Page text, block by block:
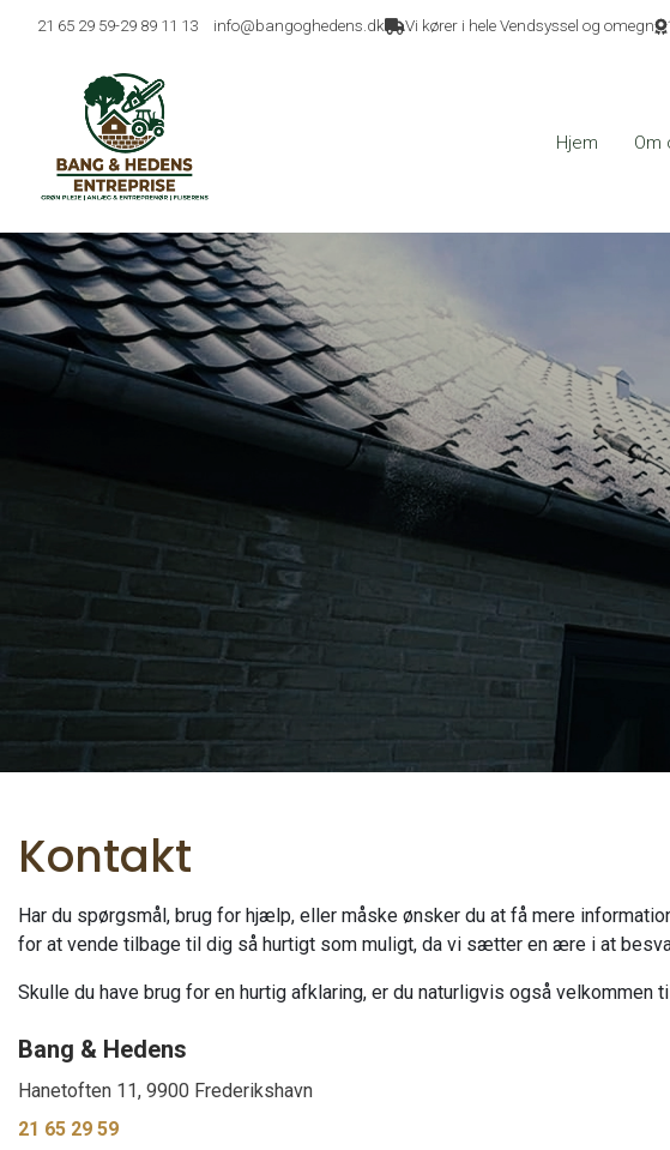
hovedindhold
21 65 29 59-29 89 11 13 info@bangoghedens.dk Vi kører i hele Vendsyssel og omegn
Hjem Om
Kontakt
Har du spørgsmål, brug for hjælp, eller måske ønsker du at få mere
for at vende tilbage til dig så hurtigt som muligt, da vi sætter en ære i at
Skulle du have brug for en hurtig afklaring, er du naturligvis også
Bang & Hedens
Hanetoften 11, 9900 Frederikshavn
21 65 29 59